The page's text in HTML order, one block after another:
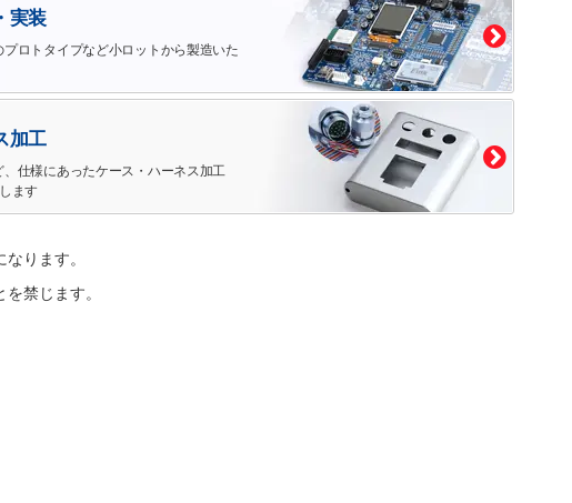
実装
ロトタイプなど小ロットから製造いた
加工
仕様にあったケース・ハーネス加工
ます
ります。
禁じます。